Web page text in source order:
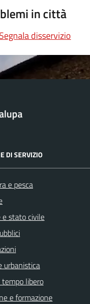
in città
Segnala disservizio
DI SERVIZIO
e pesca
e stato civile
urbanistica
libero
e formazione